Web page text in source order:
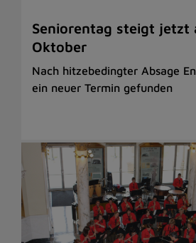
Seniorentag steigt jetzt
Oktober
Nach hitzebedingter Absage
ein neuer Termin gefunden